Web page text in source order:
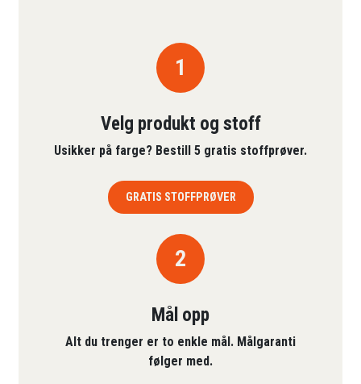
1
Velg produkt og stoff
Usikker på farge? Bestill 5 gratis stoffprøver.
GRATIS STOFFPRØVER
2
Mål opp
Alt du trenger er to enkle mål. Målgaranti
følger med.